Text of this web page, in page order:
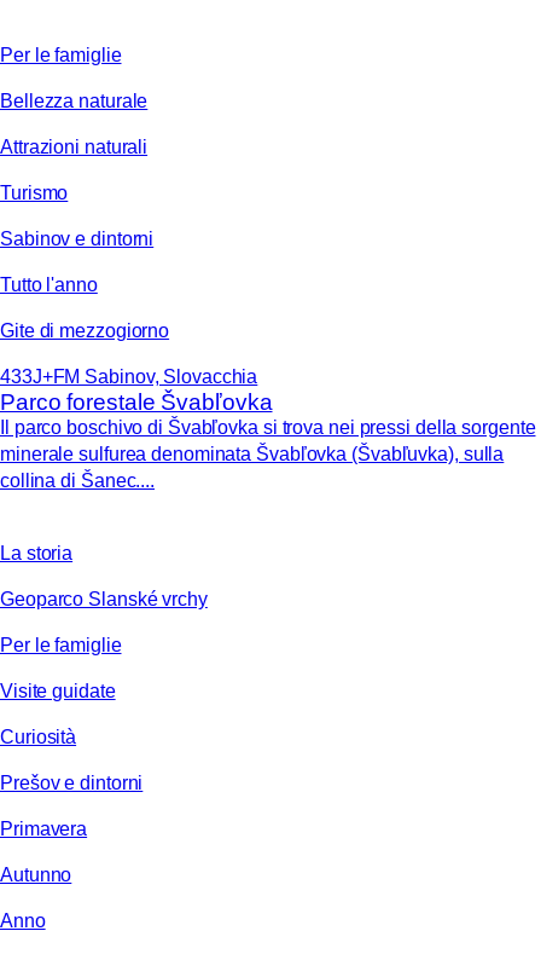
Per le famiglie
Bellezza naturale
Attrazioni naturali
Turismo
Sabinov e dintorni
Tutto l'anno
Gite di mezzogiorno
433J+FM Sabinov, Slovacchia
Parco forestale Švabľovka
Il parco boschivo di Švabľovka si trova nei pressi della sorgente
minerale sulfurea denominata Švabľovka (Švabľuvka), sulla
collina di Šanec....
La storia
Geoparco Slanské vrchy
Per le famiglie
Visite guidate
Curiosità
Prešov e dintorni
Primavera
Autunno
Anno